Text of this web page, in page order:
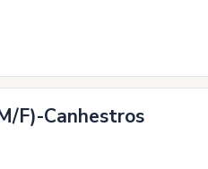
F)-Canhestros